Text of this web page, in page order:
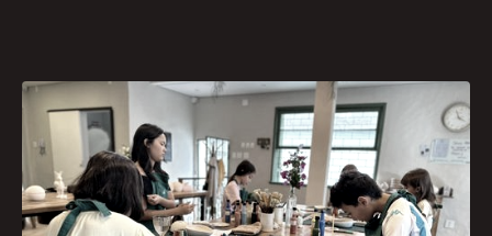
Durante as férias de julho, uma programação
diferente convida crianças e adolescentes a
colocarem as mãos na argila e se encantarem